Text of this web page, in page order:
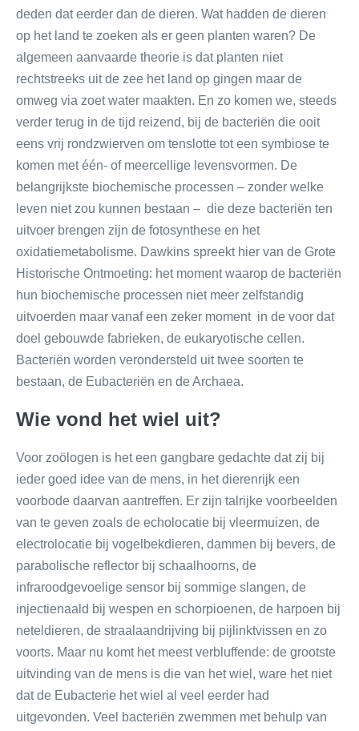
deden dat eerder dan de dieren. Wat hadden de dieren
op het land te zoeken als er geen planten waren? De
algemeen aanvaarde theorie is dat planten niet
rechtstreeks uit de zee het land op gingen maar de
omweg via zoet water maakten. En zo komen we, steeds
verder terug in de tijd reizend, bij de bacteriën die ooit
eens vrij rondzwierven om tenslotte tot een symbiose te
komen met één- of meercellige levensvormen. De
belangrijkste biochemische processen – zonder welke
leven niet zou kunnen bestaan – die deze bacteriën ten
uitvoer brengen zijn de fotosynthese en het
oxidatiemetabolisme. Dawkins spreekt hier van de Grote
Historische Ontmoeting: het moment waarop de bacteriën
hun biochemische processen niet meer zelfstandig
uitvoerden maar vanaf een zeker moment in de voor dat
doel gebouwde fabrieken, de eukaryotische cellen.
Bacteriën worden verondersteld uit twee soorten te
bestaan, de Eubacteriën en de Archaea.
Wie vond het wiel uit?
Voor zoölogen is het een gangbare gedachte dat zij bij
ieder goed idee van de mens, in het dierenrijk een
voorbode daarvan aantreffen. Er zijn talrijke voorbeelden
van te geven zoals de echolocatie bij vleermuizen, de
electrolocatie bij vogelbekdieren, dammen bij bevers, de
parabolische reflector bij schaalhoorns, de
infraroodgevoelige sensor bij sommige slangen, de
injectienaald bij wespen en schorpioenen, de harpoen bij
neteldieren, de straalaandrijving bij pijlinktvissen en zo
voorts. Maar nu komt het meest verbluffende: de grootste
uitvinding van de mens is die van het wiel, ware het niet
dat de Eubacterie het wiel al veel eerder had
uitgevonden. Veel bacteriën zwemmen met behulp van